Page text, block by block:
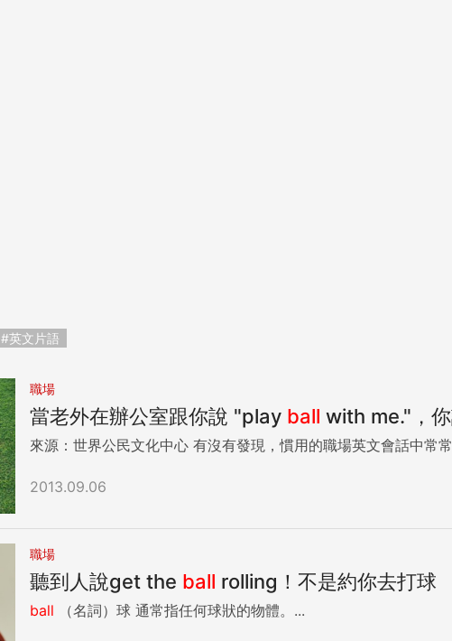
#英文片語
職場
當老外在辦公室跟你說 "play ball with me."，你
來源：世界公民文化中心 有沒有發現，慣用的職場英文會話中
2013.09.06
職場
聽到人說get the ball rolling！不是約你去打球
ball （名詞）球 通常指任何球狀的物體。...